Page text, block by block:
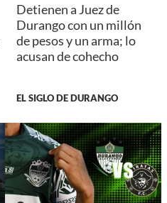
Detienen a Juez de
Durango con un millón
de pesos y un arma; lo
acusan de cohecho
EL SIGLO DE DURANGO